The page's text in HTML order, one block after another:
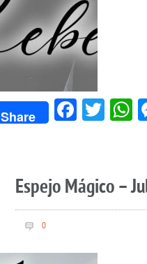
Share
Espejo Mágico –
0